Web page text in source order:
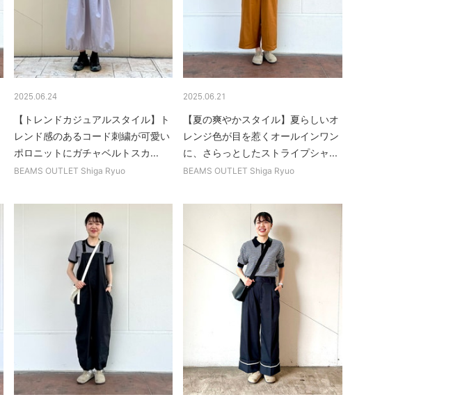
2025.06.24
【トレンドカジュアルスタイル】ト
レンド感のあるコード刺繍が可愛い
ポロニットにガチャベルトスカ...
BEAMS OUTLET Shiga Ryuo
2025.06.21
【夏の爽やかスタイル】夏らしいオ
レンジ色が目を惹くオールインワン
に、さらっとしたストライプシャ...
BEAMS OUTLET Shiga Ryuo